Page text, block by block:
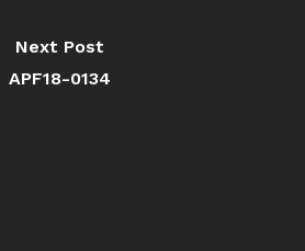
Next Post
APF18-0134